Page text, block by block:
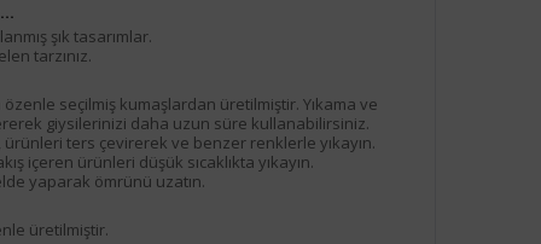
şık tasarımlar.
tarzınız.
seçilmiş kumaşlardan üretilmiştir. Yıkama ve
giysilerinizi daha uzun süre kullanabilirsiniz.
ürünleri ters çevirerek ve benzer renklerle yıkayın.
içeren ürünleri düşük sıcaklıkta yıkayın.
yaparak ömrünü uzatın.
üretilmiştir.